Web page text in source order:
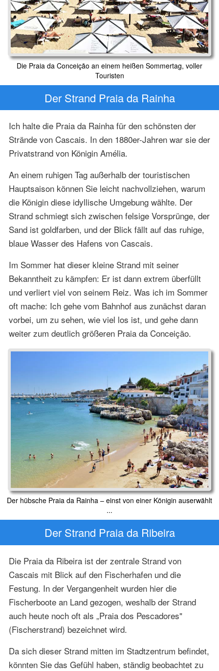
Die Praia da Conceição an einem heißen Sommertag, voller
Touristen
Der Strand Praia da Rainha
Ich halte die Praia da Rainha für den schönsten der
Strände von Cascais. In den 1880er-Jahren war sie der
Privatstrand von Königin Amélia.
An einem ruhigen Tag außerhalb der touristischen
Hauptsaison können Sie leicht nachvollziehen, warum
die Königin diese idyllische Umgebung wählte. Der
Strand schmiegt sich zwischen felsige Vorsprünge, der
Sand ist goldfarben, und der Blick fällt auf das ruhige,
blaue Wasser des Hafens von Cascais.
Im Sommer hat dieser kleine Strand mit seiner
Bekanntheit zu kämpfen: Er ist dann extrem überfüllt
und verliert viel von seinem Reiz. Was ich im Sommer
oft mache: Ich gehe vom Bahnhof aus zunächst daran
vorbei, um zu sehen, wie viel los ist, und gehe dann
weiter zum deutlich größeren Praia da Conceição.
Der hübsche Praia da Rainha – einst von einer Königin auserwählt
...
Der Strand Praia da Ribeira
Die Praia da Ribeira ist der zentrale Strand von
Cascais mit Blick auf den Fischerhafen und die
Festung. In der Vergangenheit wurden hier die
Fischerboote an Land gezogen, weshalb der Strand
auch heute noch oft als „Praia dos Pescadores"
(Fischerstrand) bezeichnet wird.
Da sich dieser Strand mitten im Stadtzentrum befindet,
könnten Sie das Gefühl haben, ständig beobachtet zu